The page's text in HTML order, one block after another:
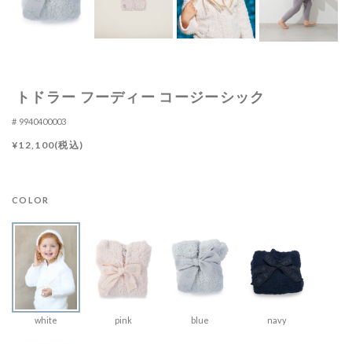
トドラー フーディー コージーシック
9940400003
¥12,100(税込)
COLOR
white pink blue navy